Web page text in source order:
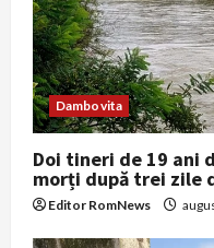
i
o
n Dambovita
Doi tineri de 19 ani
morți după trei zile
Editor RomNews